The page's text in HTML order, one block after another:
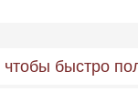
быстро